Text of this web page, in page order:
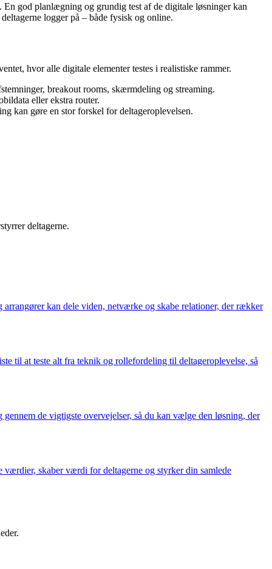
god planlægning og grundig test af de digitale løsninger kan
logger på – både fysisk og online.
hvor alle digitale elementer testes i realistiske rammer.
breakout rooms, skærmdeling og streaming.
eller ekstra router.
kan gøre en stor forskel for deltageroplevelsen.
deltagerne.
kan dele viden, netværke og skabe relationer, der rækker
til at teste alt fra teknik og rollefordeling til deltageroplevelse, så
de vigtigste overvejelser, så du kan vælge den løsning, der
skaber værdi for deltagerne og styrker din samlede